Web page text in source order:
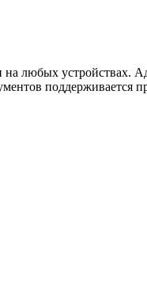
любых устройствах.